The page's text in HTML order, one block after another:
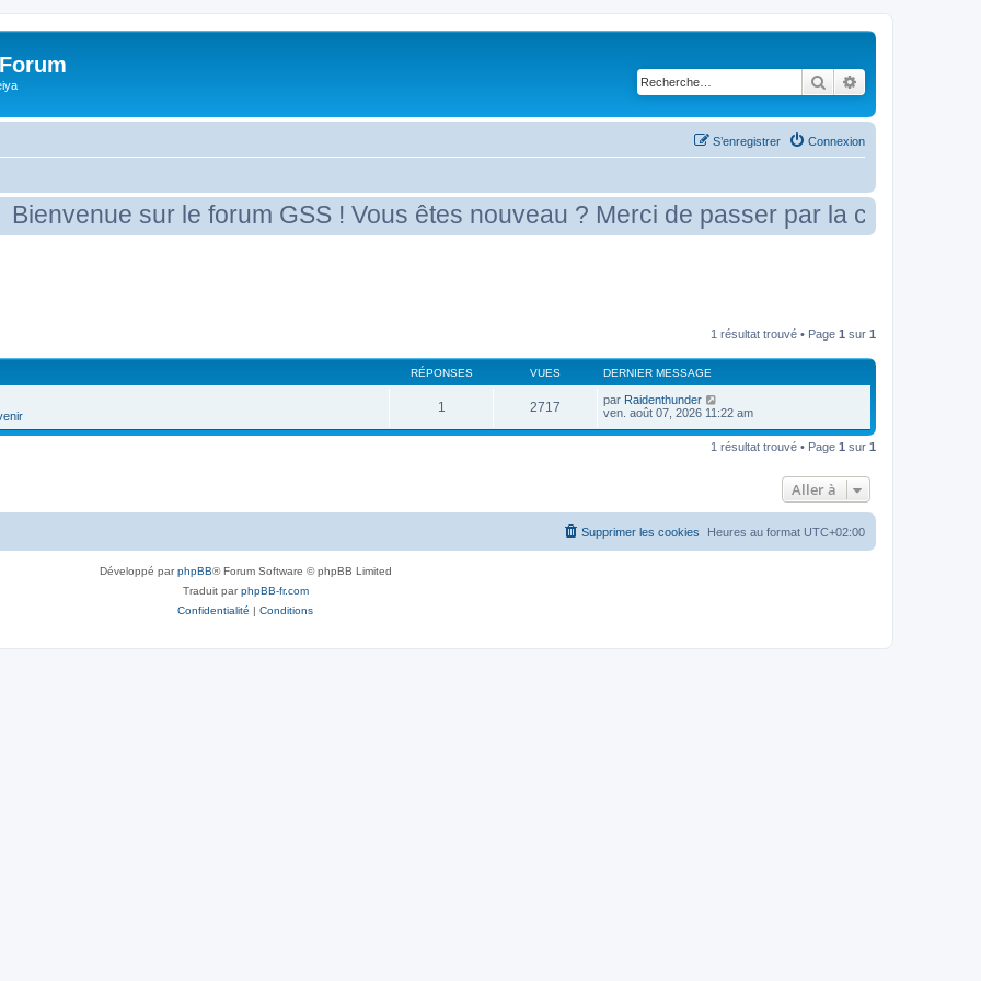
Rechercher
Connexion
S’enregistrer
sur le forum GSS ! Vous êtes nouveau ? Merci de passer par la case
1 résultat trouvé • Page 1 sur 1
RÉPONSES VUES DERNIER MESSAGE
1 2717 par Raidenthunder
ven. août 07, 2026 11:22 am
1 résultat trouvé • Page 1 sur 1
Aller à
Heures au format UTC+02:00
Supprimer les cookies
Développé parphpBB® Forum Software © phpBB Limited
Traduit parphpBB-fr.com
Confidentialité | Conditions